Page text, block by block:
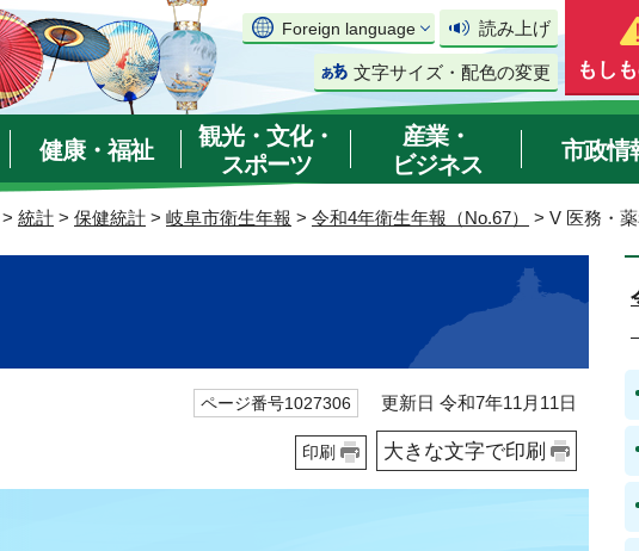
Foreign language 読み上げ
文字サイズ・配色の変更 もし
健康・福祉
観光・文化・
スポーツ
産業・
ビジネス
市政情
> 統計 > 保健統計 > 岐阜市衛生年報 > 令和4年衛生年報（No.67） > V 医務・
ページ番号1027306 更新日 令和7年11月11日
印刷 大きな文字で印刷